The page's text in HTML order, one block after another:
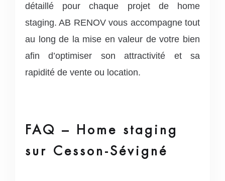
détaillé pour chaque projet de home
staging. AB RENOV vous accompagne tout
au long de la mise en valeur de votre bien
afin d’optimiser son attractivité et sa
rapidité de vente ou location.
FAQ – Home staging
sur Cesson-Sévigné